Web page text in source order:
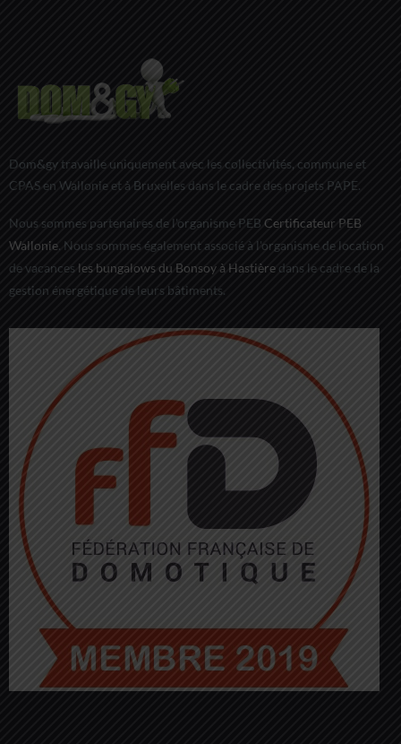
Dom&gy travaille uniquement avec les collectivités, commune et
CPAS en Wallonie et à Bruxelles dans le cadre des projets PAPE.
Nous sommes partenaires de l'organisme PEB Certificateur PEB
Wallonie. Nous sommes également associé à l'organisme de location
de vacances les bungalows du Bonsoy à Hastière dans le cadre de la
gestion énergétique de leurs bâtiments.